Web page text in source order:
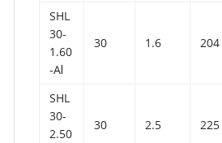
SHL
30-
1.60
-AⅠ
30 1.6 204
SHL
30-
2.50
30 2.5 225